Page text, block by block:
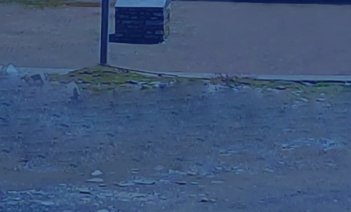
premium bootstrap themes